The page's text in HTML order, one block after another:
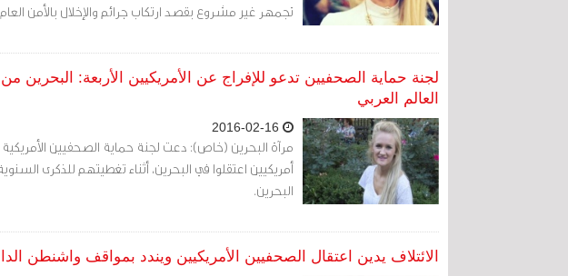
تجمهر غير مشروع بقصد ارتكاب جرائم والإخلال بالأمن
لجنة حماية الصحفيين تدعو للإفراج عن الأمريكيين الأربعة:
العالم العربي
أمريكيين اعتقلوا في البحرين، أثناء تغطيتهم للذكرى
البحرين.
الائتلاف يدين اعتقال الصحفيين الأمريكيين ويندد بمواقف واشنطن